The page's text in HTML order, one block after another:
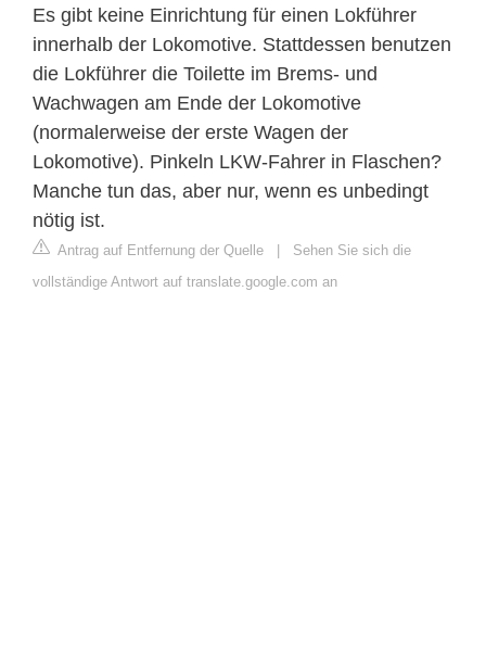
Es gibt keine Einrichtung für einen Lokführer
innerhalb der Lokomotive. Stattdessen benutzen
die Lokführer die Toilette im Brems- und
Wachwagen am Ende der Lokomotive
(normalerweise der erste Wagen der
Lokomotive). Pinkeln LKW-Fahrer in Flaschen?
Manche tun das, aber nur, wenn es unbedingt
nötig ist.
Antrag auf Entfernung der Quelle | Sehen Sie sich die
vollständige Antwort auf translate.google.com an